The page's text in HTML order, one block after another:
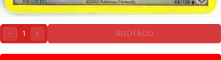
Cantidad:
DISMINUIRAUMENTAR AGOTADO